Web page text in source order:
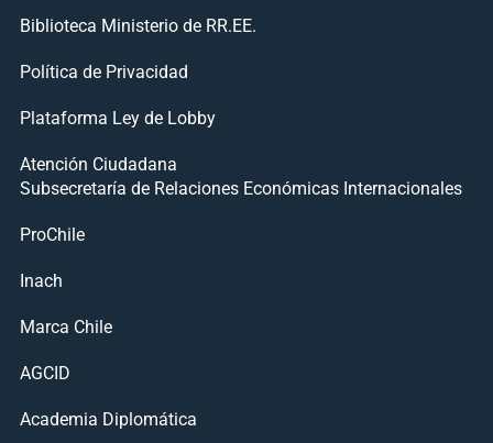
Biblioteca Ministerio de RR.EE.
Política de Privacidad
Plataforma Ley de Lobby
Atención Ciudadana
Subsecretaría de Relaciones Económicas Internacionales
ProChile
Inach
Marca Chile
AGCID
Academia Diplomática